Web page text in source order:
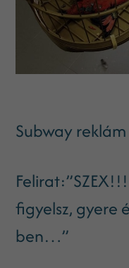
Subway reklám
figyelsz, gyere
ben…”